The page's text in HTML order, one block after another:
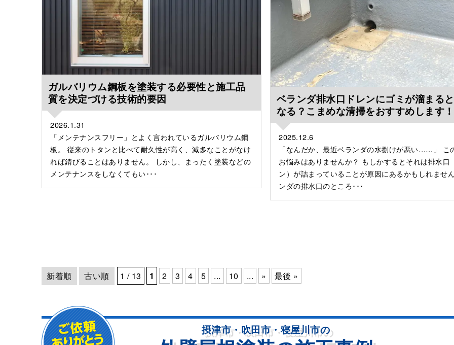
ガルバリウム鋼板を塗装する必要性と施工品
質を決定づける技術的要因
2026.1.31
「メンテナンスフリー」とよく言われているガルバリウム鋼
板。 従来のトタンと比べて耐久性が高く、滅多なことがなけ
れば錆びることはありません。 しかし、まったく塗装などの
メンテナンスをしなくてもい･･･
ベランダ排水口ドレンにゴミが溜まる
なる？こまめな清掃をおすすめします！
2025.12.6
「なんだか、最近ベランダの水捌けが悪い……」 こ
お悩みはありませんか？ もしかするとそれは排水口
ン）が詰まっていることが原因にあるかもしれませ
ンダの排水口のところ･･･
新着順 古い順 1 / 13 1 2 3 4 5 ... 10 ... » 最後 »
摂津市・吹田市・寝屋川市の